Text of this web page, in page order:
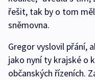
řešit, tak by o tom
sněmovna.
Gregor vyslovil přání,
jako nyní ty krajské o
občanských řízeních.